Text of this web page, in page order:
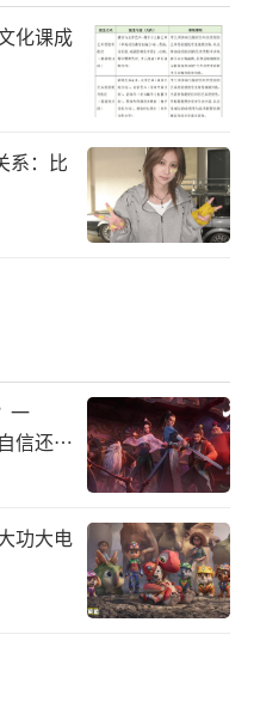
不便宜。他这次出
牌，整个品牌的面
挺狠，说那不是剪
的，药神和悬崖之
得很稳了。大秦赋
反差让观众直接喊
说这种角色终于被看
他早就该红了，现
的时刻。全民认识他
仿于和伟时拉长了
像，突然停在一个滑
在综艺里了，《五
化课成
系：比
一
信还是
功大电